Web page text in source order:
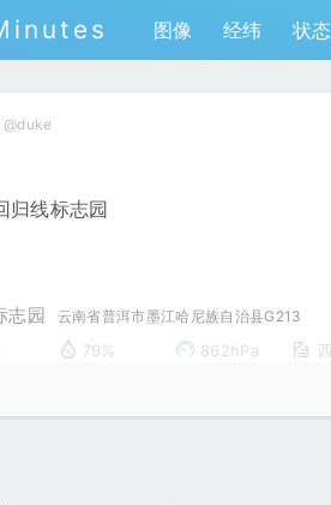
图像 经纬 状态
@duke
归线标志园
志园 云南省普洱市墨江哈尼族自治县G213
79% 862hPa